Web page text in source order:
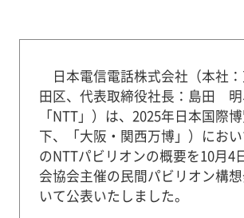
日本電信電話株式会社（本社
田区、代表取締役社長：島田
「NTT」）は、2025年日本国際
下、「大阪・関西万博」）にお
のNTTパビリオンの概要を10月4
会協会主催の民間パビリオン構
いて公表いたしました。